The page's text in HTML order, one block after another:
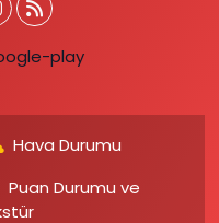
Hava Durumu
Puan Durumu ve